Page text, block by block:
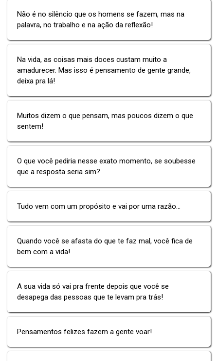
Não é no silêncio que os homens se fazem, mas na
palavra, no trabalho e na ação da reflexão!
Na vida, as coisas mais doces custam muito a
amadurecer. Mas isso é pensamento de gente grande,
deixa pra lá!
Muitos dizem o que pensam, mas poucos dizem o que
sentem!
O que você pediria nesse exato momento, se soubesse
que a resposta seria sim?
Tudo vem com um propósito e vai por uma razão...
Quando você se afasta do que te faz mal, você fica de
bem com a vida!
A sua vida só vai pra frente depois que você se
desapega das pessoas que te levam pra trás!
Pensamentos felizes fazem a gente voar!